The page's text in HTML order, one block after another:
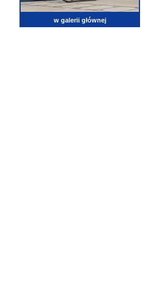
w galerii głównej